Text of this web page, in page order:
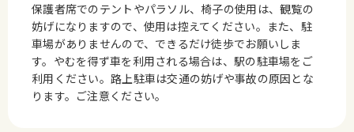
保護者席でのテントやパラソル、椅子の使用は、観覧の
妨げになりますので、使用は控えてください。また、駐
車場がありませんので、できるだけ徒歩でお願いしま
す。やむを得ず車を利用される場合は、駅の駐車場をご
利用ください。路上駐車は交通の妨げや事故の原因とな
ります。ご注意ください。